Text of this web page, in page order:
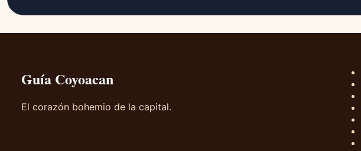
Guía Coyoacan
El corazón bohemio de la capital.